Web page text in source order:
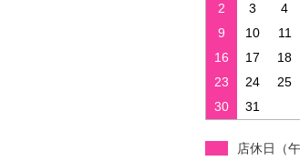
2
3 4
9
10 11
16
17 18
23
24 25
30
31
店休日（